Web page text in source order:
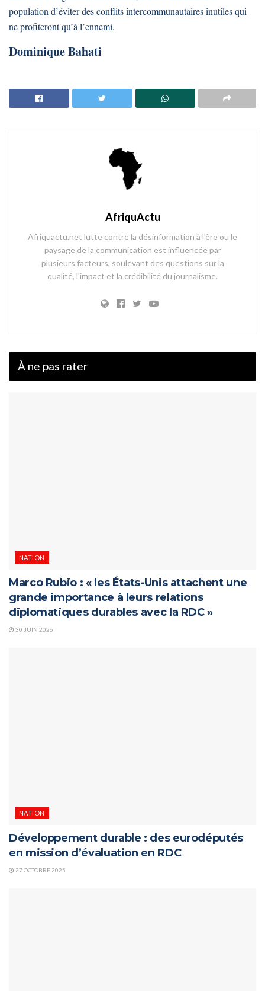
population d’éviter des conflits intercommunautaires inutiles qui
ne profiteront qu’à l’ennemi.
Dominique Bahati
AfriquActu
Afriquactu.net lutte contre la désinformation à l'ère ou le
paysage de la communication est influencée par
plusieurs facteurs, soulevant des questions sur la
qualité, l'impact et la crédibilité du journalisme.
À ne pas rater
NATION
Marco Rubio : « les États-Unis attachent une
grande importance à leurs relations
diplomatiques durables avec la RDC »
30 JUIN 2026
NATION
Développement durable : des eurodéputés
en mission d’évaluation en RDC
27 OCTOBRE 2025